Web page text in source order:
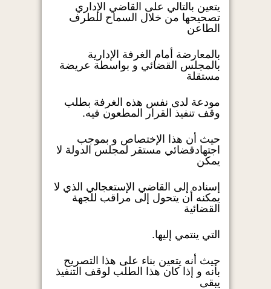
يتعين بالتالي على القاضي الإداري
تصحيحها من خلال السماح للطرف
الطاعن
بالمعارضة أمام الغرفة الإدارية
بالمجلس القضائي و بواسطة عريضة
مستقلة
مودعة لدى نفس هذه الغرفة بطلب
وقف تنفيذ القرار المطعون فيه.
حيث أن هذا الإختصاص و بموجب
اجتهادقضائي مستقر لمجلس الدولة لا
يمكن
إسناده إلى القاضي الإستعجالي الذي لا
يمكنه أن يتحول إلى مراقب للجهة
القضائية
التي ينتمي إليها.
حيث أنه يتعين بناء على هذا التصريح
بأنه و إذا كان هذا الطلب لوقف التنفيذ
يبقى